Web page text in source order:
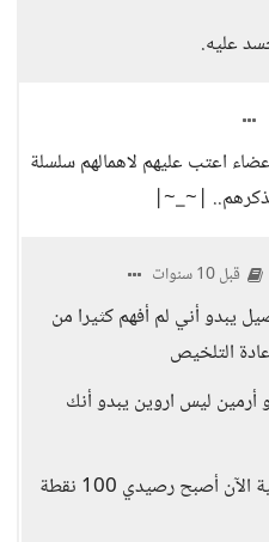
عليه.
اعتب عليهم لاهمالهم سلسلة
|~_~|
قبل 10 سنوات
يبدو أني لم أفهم كثيرا من
التلخيص
أرمين ليس اروين يبدو أنك
شكرا على النقطة الإيجابية الآن أصبح رصيدي 100 نقطة